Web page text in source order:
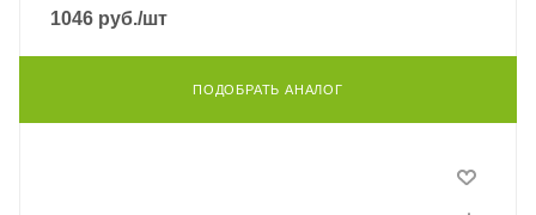
1046 руб./шт
ПОДОБРАТЬ АНАЛОГ